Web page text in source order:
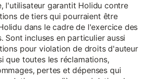
l'utilisateur garantit Holidu contre
de tiers qui pourraient être
dans le cadre de l'exercice des
Sont incluses en particulier aussi
pour violation de droits d'auteur
que toutes les réclamations,
pertes et dépenses qui